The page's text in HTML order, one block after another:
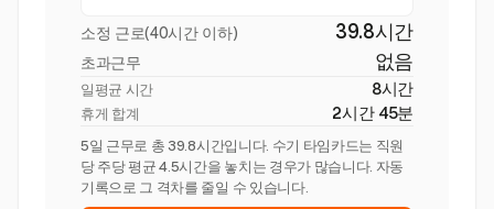
소정 근로(40시간 이하) 39.8시간
초과근무 없음
일평균 시간 8시간
휴게 합계 2시간 45분
5일 근무로 총 39.8시간입니다. 수기 타임카드는 직원
당 주당 평균 4.5시간을 놓치는 경우가 많습니다. 자동
기록으로 그 격차를 줄일 수 있습니다.